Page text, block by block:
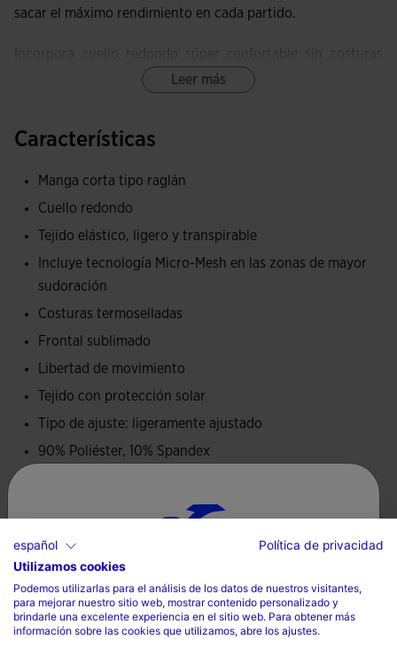
sacar el máximo rendimiento en cada partido.
gracias a la técnica de corte láser. Misma técnica usada en
Patrón ergonómico, que se adapta a cada movimiento.
Elaborada con tejido elástico, ligero y transpirable, que
regula la acumulación de sudor y mantiene constante la
temperatura corporal durante la práctica deportiva. Su
días soleados.
Diseño sublimado. Logotipo Joma en printing de goma.
Leer más
Características
Manga corta tipo raglán
Cuello redondo
Tejido elástico, ligero y transpirable
Incluye tecnología Micro-Mesh en las zonas de mayor
sudoración
Costuras termoselladas
Frontal sublimado
Libertad de movimiento
Tejido con protección solar
Tipo de ajuste: ligeramente ajustado
90% Poliéster, 10% Spandex
Lavar a máquina sin superar 30 grados
No utilizar lejía
No secar a máquina
Planchar a temperatura máxima de 110 grados
Selecciona tu país e idioma
País
España
español
Política de privacidad
Utilizamos cookies
Podemos utilizarlas para el análisis de los datos de nuestros visitantes,
para mejorar nuestro sitio web, mostrar contenido personalizado y
brindarle una excelente experiencia en el sitio web. Para obtener más
información sobre las cookies que utilizamos, abre los ajustes.